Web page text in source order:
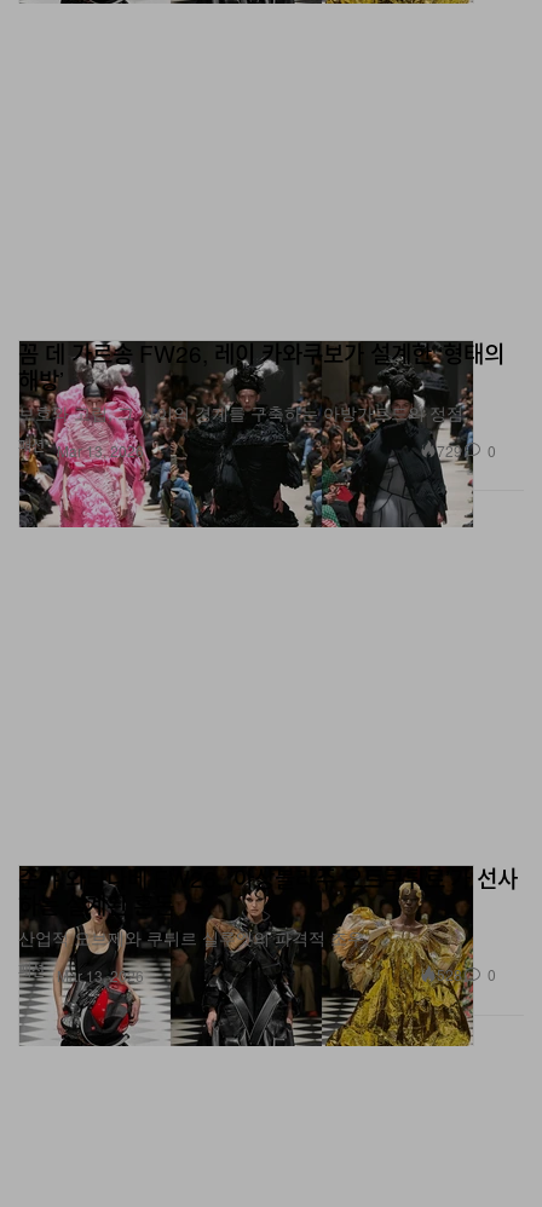
패션
꼼 데 가르송 FW26, 레이 카와쿠보가 설계한 ‘형태의
해방’
보호와 고립, 그 사이의 경계를 구축하는 아방가르드의 정점
Mar 13, 2026 729 0
패션
준야 와타나베 FW26, ‘아상블라주 오트쿠튀르’가 선사
하는 설계된 혼돈
산업적 오브제와 쿠튀르 실루엣의 파격적 조우
Mar 13, 2026 528 0